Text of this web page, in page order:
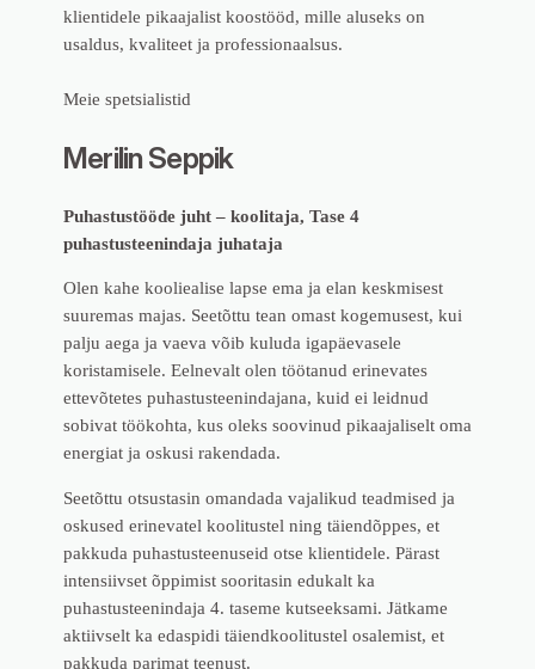
klientidele pikaajalist koostööd, mille aluseks on
usaldus, kvaliteet ja professionaalsus.
Meie spetsialistid
Merilin Seppik
Puhastustööde juht – koolitaja, Tase 4
puhastusteenindaja juhataja
Olen kahe kooliealise lapse ema ja elan keskmisest
suuremas majas. Seetõttu tean omast kogemusest, kui
palju aega ja vaeva võib kuluda igapäevasele
koristamisele. Eelnevalt olen töötanud erinevates
ettevõtetes puhastusteenindajana, kuid ei leidnud
sobivat töökohta, kus oleks soovinud pikaajaliselt oma
energiat ja oskusi rakendada.
Seetõttu otsustasin omandada vajalikud teadmised ja
oskused erinevatel koolitustel ning täiendõppes, et
pakkuda puhastusteenuseid otse klientidele. Pärast
intensiivset õppimist sooritasin edukalt ka
puhastusteenindaja 4. taseme kutseeksami. Jätkame
aktiivselt ka edaspidi täiendkoolitustel osalemist, et
pakkuda parimat teenust.